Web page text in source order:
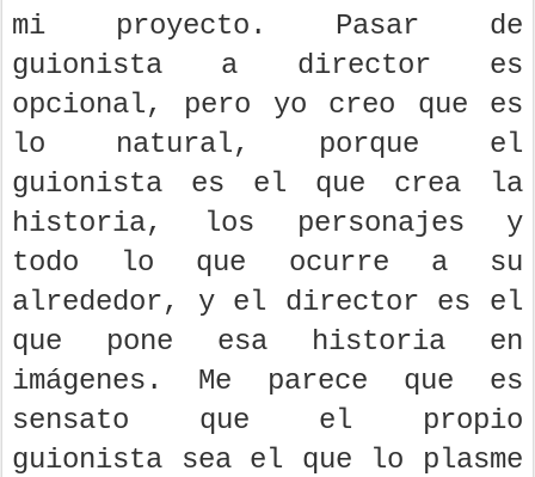
mi proyecto. Pasar de
guionista a director es
opcional, pero yo creo que es
lo natural, porque el
guionista es el que crea la
historia, los personajes y
todo lo que ocurre a su
alrededor, y el director es el
que pone esa historia en
imágenes. Me parece que es
sensato que el propio
guionista sea el que lo plasme